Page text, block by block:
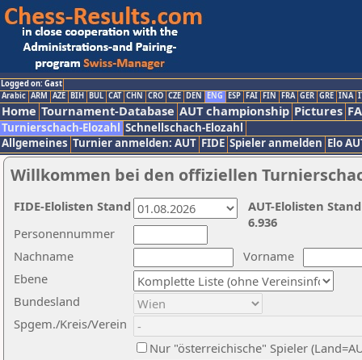
Logged on: Gast
Arabic ARM AZE BIH BUL CAT CHN CRO CZE DEN ENG ESP FAI FIN FRA GER GRE INA
Home Tournament-Database AUT championship Pictures
Turnierschach-Elozahl Schnellschach-Elozahl
Allgemeines Turnier anmelden: AUT FIDE Spieler anmelden Elo
Willkommen bei den offiziellen
Nachname
Vorname
Ebene
Personennummer
Bundesland
Spgem./Kreis/Verein
Nur "österreichische" Spieler
AUT-Elolisten
6.936
FIDE-Elolisten Stand